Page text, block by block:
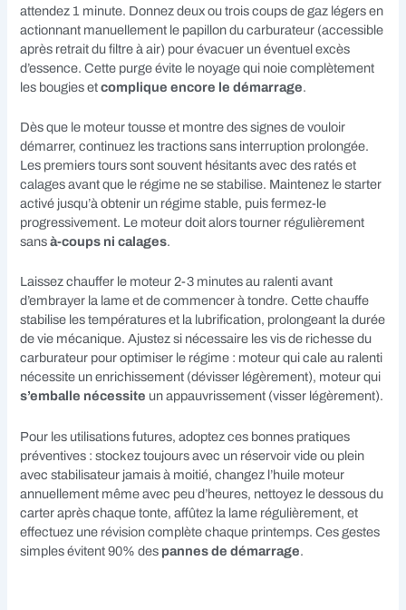
attendez 1 minute. Donnez deux ou trois coups de gaz légers en
actionnant manuellement le papillon du carburateur (accessible
après retrait du filtre à air) pour évacuer un éventuel excès
d’essence. Cette purge évite le noyage qui noie complètement
les bougies etcomplique encore le démarrage.
Dès que le moteur tousse et montre des signes de vouloir
démarrer, continuez les tractions sans interruption prolongée.
Les premiers tours sont souvent hésitants avec des ratés et
calages avant que le régime ne se stabilise. Maintenez le starter
activé jusqu’à obtenir un régime stable, puis fermez-le
progressivement. Le moteur doit alors tourner régulièrement
sansà-coups ni calages.
Laissez chauffer le moteur 2-3 minutes au ralenti avant
d’embrayer la lame et de commencer à tondre. Cette chauffe
stabilise les températures et la lubrification, prolongeant la durée
de vie mécanique. Ajustez si nécessaire les vis de richesse du
carburateur pour optimiser le régime : moteur qui cale au ralenti
nécessite un enrichissement (dévisser légèrement), moteur qui
s’emballe nécessite un appauvrissement (visser légèrement).
Pour les utilisations futures, adoptez ces bonnes pratiques
préventives : stockez toujours avec un réservoir vide ou plein
avec stabilisateur jamais à moitié, changez l’huile moteur
annuellement même avec peu d’heures, nettoyez le dessous du
carter après chaque tonte, affûtez la lame régulièrement, et
effectuez une révision complète chaque printemps. Ces gestes
simples évitent 90% des pannes de démarrage.